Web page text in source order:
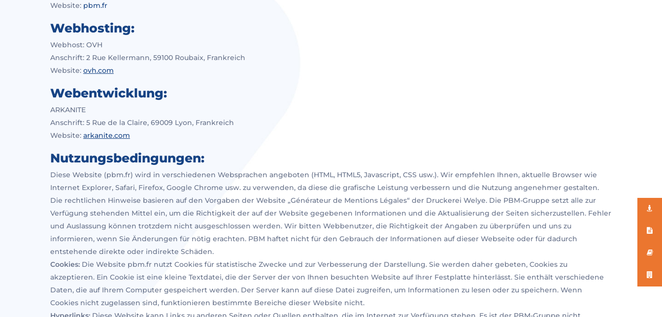
Hit enter to search or ESC to close
Website: pbm.fr
Webhosting:
Webhost: OVH
Anschrift: 2 Rue Kellermann, 59100 Roubaix, Frankreich
Website: ovh.com
Webentwicklung:
ARKANITE
Anschrift: 5 Rue de la Claire, 69009 Lyon, Frankreich
Website: arkanite.com
Nutzungsbedingungen:
Diese Website (pbm.fr) wird in verschiedenen Websprachen angeboten (HTML, HTML5, Javascript, CSS usw.). Wir empfehlen Ihnen, aktuelle Browser wie
Internet Explorer, Safari, Firefox, Google Chrome usw. zu verwenden, da diese die grafische Leistung verbessern und die Nutzung angenehmer gestalten.
Die rechtlichen Hinweise basieren auf den Vorgaben der Website „Générateur de Mentions Légales“ der Druckerei Welye. Die PBM-Gruppe setzt alle zur
Verfügung stehenden Mittel ein, um die Richtigkeit der auf der Website gegebenen Informationen und die Aktualisierung der Seiten sicherzustellen. Fehler
und Auslassung können trotzdem nicht ausgeschlossen werden. Wir bitten Webbenutzer, die Richtigkeit der Angaben zu überprüfen und uns zu
informieren, wenn Sie Änderungen für nötig erachten. PBM haftet nicht für den Gebrauch der Informationen auf dieser Webseite oder für dadurch
entstehende direkte oder indirekte Schäden.
Cookies:Die Website pbm.fr nutzt Cookies für statistische Zwecke und zur Verbesserung der Darstellung. Sie werden daher gebeten, Cookies zu
akzeptieren. Ein Cookie ist eine kleine Textdatei, die der Server der von Ihnen besuchten Website auf Ihrer Festplatte hinterlässt. Sie enthält verschiedene
Daten, die auf Ihrem Computer gespeichert werden. Der Server kann auf diese Datei zugreifen, um Informationen zu lesen oder zu speichern. Wenn
Cookies nicht zugelassen sind, funktionieren bestimmte Bereiche dieser Website nicht.